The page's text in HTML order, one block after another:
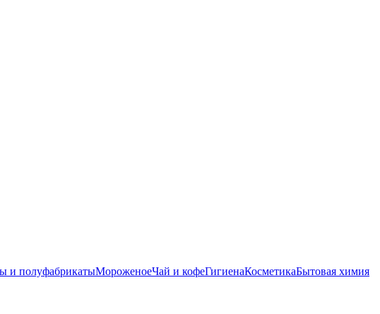
и полуфабрикатыМороженоеЧай и кофеГигиенаКосметикаБытовая химия